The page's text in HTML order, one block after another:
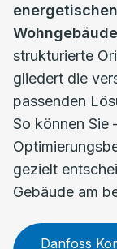
strukturierte
gliedert die
passenden
So können Sie
gezielt
Gebäude am
Danfoss